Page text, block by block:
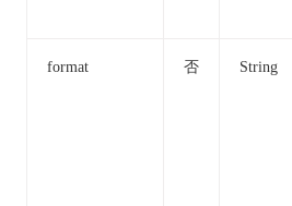
format 否 String